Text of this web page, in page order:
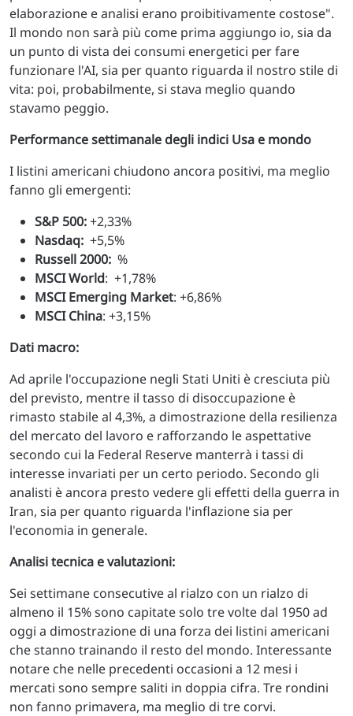
elaborazione e analisi erano proibitivamente costose".
Il mondo non sarà più come prima aggiungo io, sia da
un punto di vista dei consumi energetici per fare
funzionare l'AI, sia per quanto riguarda il nostro stile di
vita: poi, probabilmente, si stava meglio quando
stavamo peggio.
Performance settimanale degli indici Usa e mondo
I listini americani chiudono ancora positivi, ma meglio
fanno gli emergenti:
S&P 500:+2,33%
Nasdaq: +5,5%
Russell 2000: %
MSCI World: +1,78%
MSCI Emerging Market: +6,86%
MSCI China: +3,15%
Dati macro:
Ad aprile l'occupazione negli Stati Uniti è cresciuta più
del previsto, mentre il tasso di disoccupazione è
rimasto stabile al 4,3%, a dimostrazione della resilienza
del mercato del lavoro e rafforzando le aspettative
secondo cui la Federal Reserve manterrà i tassi di
interesse invariati per un certo periodo. Secondo gli
analisti è ancora presto vedere gli effetti della guerra in
Iran, sia per quanto riguarda l'inflazione sia per
l'economia in generale.
Analisi tecnica e valutazioni:
Sei settimane consecutive al rialzo con un rialzo di
almeno il 15% sono capitate solo tre volte dal 1950 ad
oggi a dimostrazione di una forza dei listini americani
che stanno trainando il resto del mondo. Interessante
notare che nelle precedenti occasioni a 12 mesi i
mercati sono sempre saliti in doppia cifra. Tre rondini
non fanno primavera, ma meglio di tre corvi.